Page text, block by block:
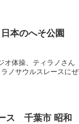
本のへそ公園
オ体操、ティラノさん
ノサウルスレースにぜ
ス 千葉市 昭和